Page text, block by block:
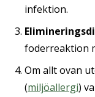
infektion.
foderreaktion
Om allt ovan
(miljöallergi)